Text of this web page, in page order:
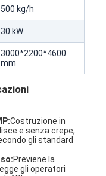
500 kg/h
30 kW
3000*2200*4600
mm
Costruzione in
e senza crepe,
gli standard
Previene la
gli operatori